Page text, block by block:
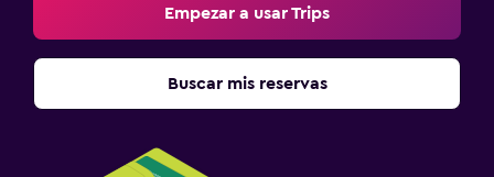
Empezar a usar Trips
Buscar mis reservas